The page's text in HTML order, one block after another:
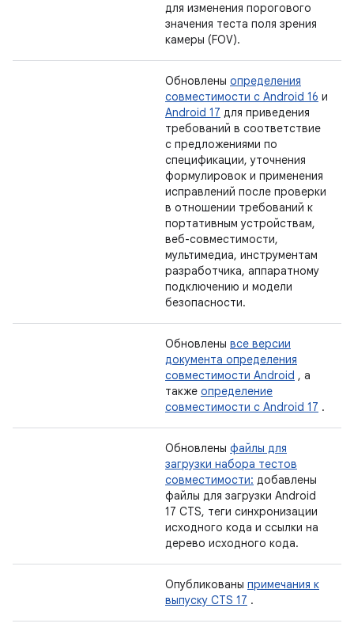
для изменения порогового
значения теста поля зрения
камеры (FOV).
Обновлены определения
совместимости с Android 16 и
Android 17 для приведения
требований в соответствие
с предложениями по
спецификации, уточнения
формулировок и применения
исправлений после проверки
в отношении требований к
портативным устройствам,
веб-совместимости,
мультимедиа, инструментам
разработчика, аппаратному
подключению и модели
безопасности.
Обновлены все версии
документа определения
совместимости Android , а
также определение
совместимости с Android 17 .
Обновлены файлы для
загрузки набора тестов
совместимости: добавлены
файлы для загрузки Android
17 CTS, теги синхронизации
исходного кода и ссылки на
дерево исходного кода.
Опубликованы примечания к
выпуску CTS 17 .